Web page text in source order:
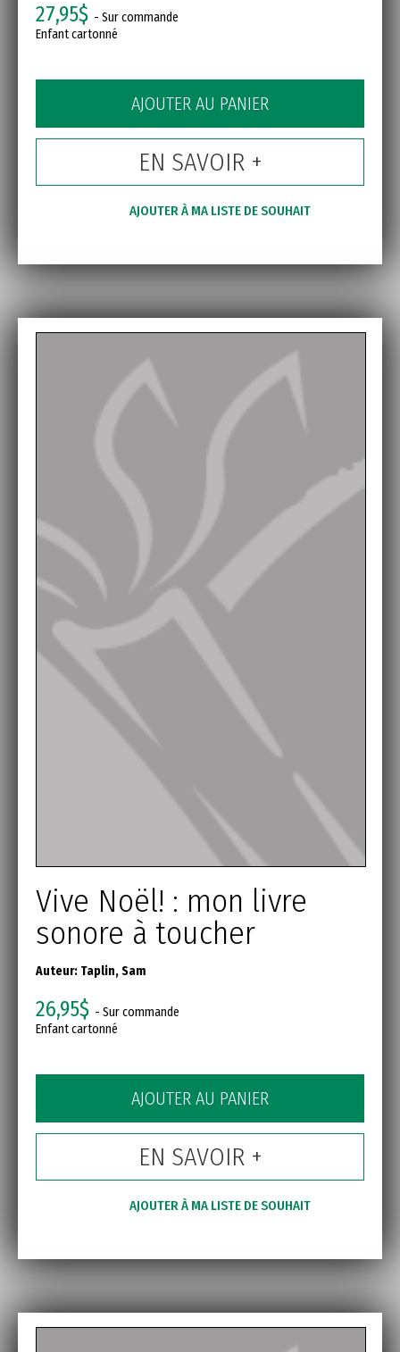
27,95$ - Sur commande
Enfant cartonné
AJOUTER AU PANIER
EN SAVOIR +
AJOUTER À MA LISTE DE SOUHAIT
Vive Noël! : mon livre
sonore à toucher
Auteur: Taplin, Sam
26,95$ - Sur commande
Enfant cartonné
AJOUTER AU PANIER
EN SAVOIR +
AJOUTER À MA LISTE DE SOUHAIT